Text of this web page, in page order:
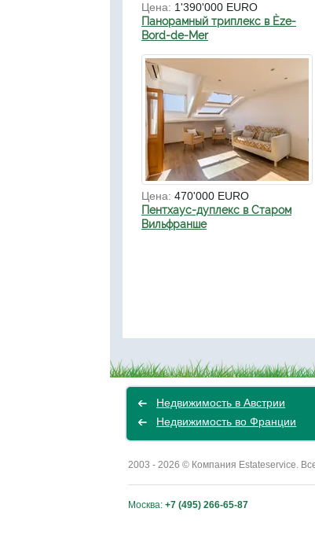
Цена: 1'390'000 EURO
Панорамный триплекс в Èze-
Bord-de-Mer
Цена: 470'000 EURO
Пентхаус-дуплекс в Старом
Вильфранше
Недвижимость в Австрии
Недвижимость во Франции
2003 - 2026 © Компания Estateservice.
Москва: +7 (495) 266-65-87